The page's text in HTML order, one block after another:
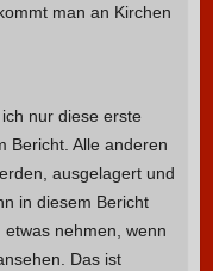
man an Kirchen
nur diese erste
Bericht. Alle anderen
ausgelagert und
in diesem Bericht
nehmen, wenn
Das ist